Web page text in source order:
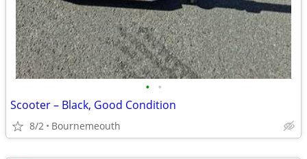
• •
Scooter – Black, Good Condition
8/2 Bournemeouth